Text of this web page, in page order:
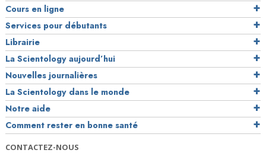
Cours en ligne
Services pour débutants
Librairie
La Scientology aujourd’hui
Nouvelles journalières
La Scientology dans le monde
Notre aide
Comment rester en bonne santé
CONTACTEZ-NOUS